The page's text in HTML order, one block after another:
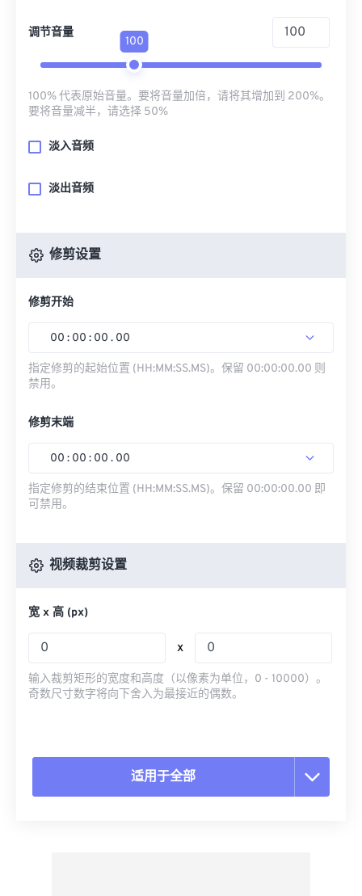
调节音量
100
100% 代表原始音量。要将音量加倍，请将其增加到 200%。
要将音量减半，请选择 50%
淡入音频
淡出音频
修剪设置
修剪开始
00 : 00 : 00 . 00
指定修剪的起始位置 (HH:MM:SS.MS)。保留 00:00:00.00 则
禁用。
修剪末端
00 : 00 : 00 . 00
指定修剪的结束位置 (HH:MM:SS.MS)。保留 00:00:00.00 即
可禁用。
视频裁剪设置
宽 x 高 (px)
x
输入裁剪矩形的宽度和高度（以像素为单位，0 - 10000）。
奇数尺寸数字将向下舍入为最接近的偶数。
适用于全部